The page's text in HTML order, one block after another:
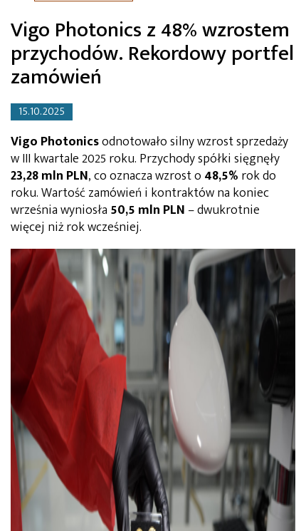
Vigo Photonics z 48% wzrostem
przychodów. Rekordowy portfel
zamówień
15.10.2025
Vigo Photonicsodnotowało silny wzrost sprzedaży
w III kwartale 2025 roku. Przychody spółki sięgnęły
23,28 mln PLN, co oznacza wzrost o 48,5% rok do
roku. Wartość zamówień i kontraktów na koniec
września wyniosła 50,5 mln PLN – dwukrotnie
więcej niż rok wcześniej.